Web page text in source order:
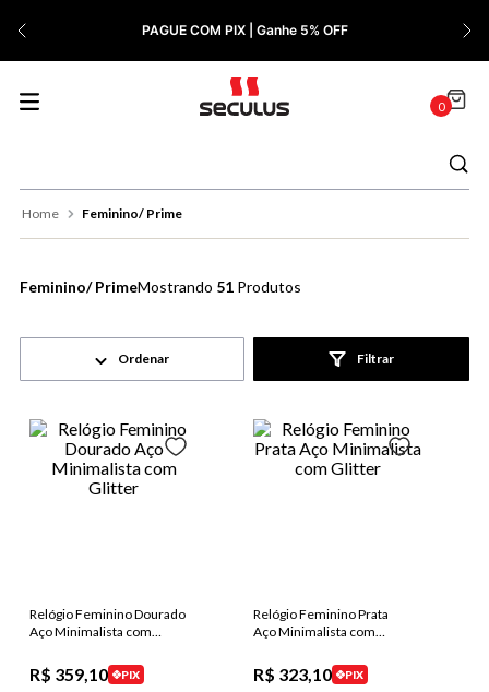
PAGUE COM PIX | Ganhe 5% OFF
0
Feminino/ Prime
Feminino/ Prime 51 Produtos
Filtrar
Relógio Feminino Dourado
Aço Minimalista com
R$ 359,10
PIX
Relógio Feminino Prata
Aço Minimalista com
R$ 323,10
PIX
9º